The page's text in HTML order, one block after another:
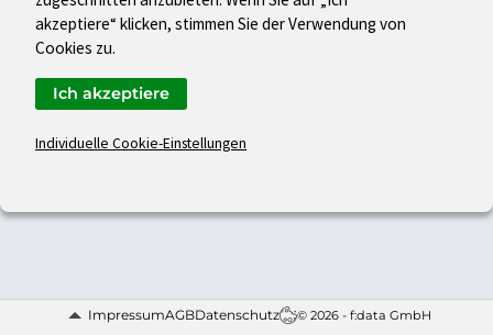
ImpressumAGBDatenschutz © 2026 - f:data GmbH
akzeptiere“ klicken, stimmen Sie der Verwendung von
Cookies zu.
Individuelle Cookie-Einstellungen
Ich akzeptiere